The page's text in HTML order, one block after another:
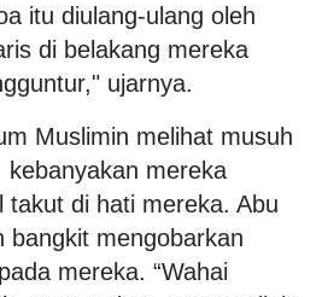
itu diulang-ulang oleh
di belakang mereka
ujarnya.
Muslimin melihat musuh
mereka
takut di hati mereka. Abu
bangkit mengobarkan
mereka. “Wahai